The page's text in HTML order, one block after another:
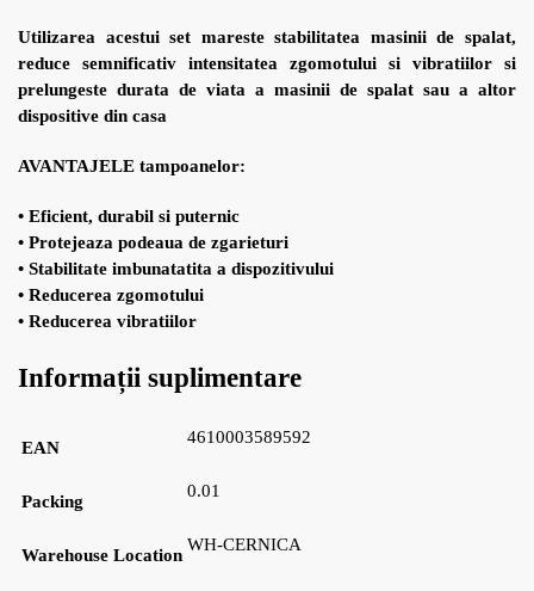
Utilizarea acestui set mareste stabilitatea masinii de spalat,
reduce semnificativ intensitatea zgomotului si vibratiilor si
prelungeste durata de viata a masinii de spalat sau a altor
dispositive din casa
AVANTAJELE tampoanelor:
• Eficient, durabil si puternic
• Protejeaza podeaua de zgarieturi
• Stabilitate imbunatatita a dispozitivului
• Reducerea zgomotului
• Reducerea vibratiilor
Informații suplimentare
EAN
4610003589592
Packing
0.01
Warehouse Location
WH-CERNICA